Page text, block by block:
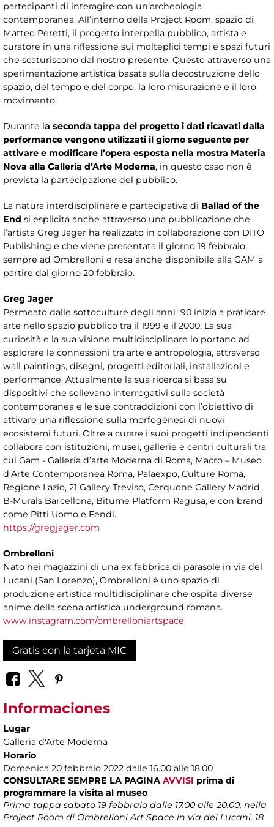
partecipanti di interagire con un’archeologia
contemporanea. All’interno della Project Room, spazio di
Matteo Peretti, il progetto interpella pubblico, artista e
curatore in una riflessione sui molteplici tempi e spazi futuri
che scaturiscono dal nostro presente. Questo attraverso una
sperimentazione artistica basata sulla decostruzione dello
spazio, del tempo e del corpo, la loro misurazione e il loro
movimento.
Durante la seconda tappa del progetto i dati ricavati dalla
performance vengono utilizzati il giorno seguente per
attivare e modificare l’opera esposta nella mostra Materia
Nova alla Galleria d’Arte Moderna, in questo caso non è
prevista la partecipazione del pubblico.
La natura interdisciplinare e partecipativa di Ballad of the
End si esplicita anche attraverso una pubblicazione che
l’artista Greg Jager ha realizzato in collaborazione con DITO
Publishing e che viene presentata il giorno 19 febbraio,
sempre ad Ombrelloni e resa anche disponibile alla GAM a
partire dal giorno 20 febbraio.
Greg Jager
Permeato dalle sottoculture degli anni ‘90 inizia a praticare
arte nello spazio pubblico tra il 1999 e il 2000. La sua
curiosità e la sua visione multidisciplinare lo portano ad
esplorare le connessioni tra arte e antropologia, attraverso
wall paintings, disegni, progetti editoriali, installazioni e
performance. Attualmente la sua ricerca si basa su
dispositivi che sollevano interrogativi sulla società
contemporanea e le sue contraddizioni con l’obiettivo di
attivare una riflessione sulla morfogenesi di nuovi
ecosistemi futuri. Oltre a curare i suoi progetti indipendenti
collabora con istituzioni, musei, gallerie e centri culturali tra
cui Gam - Galleria d’arte Moderna di Roma, Macro – Museo
d’Arte Contemporanea Roma, Palaexpo, Culture Roma,
Regione Lazio, 21 Gallery Treviso, Cerquone Gallery Madrid,
B-Murals Barcellona, Bitume Platform Ragusa, e con brand
come Pitti Uomo e Fendi.
https://gregjager.com
Ombrelloni
Nato nei magazzini di una ex fabbrica di parasole in via del
Lucani (San Lorenzo), Ombrelloni è uno spazio di
produzione artistica multidisciplinare che ospita diverse
anime della scena artistica underground romana.
www.instagram.com/ombrelloniartspace
Gratis con la tarjeta MIC
Informaciones
Lugar
Galleria d'Arte Moderna
Horario
Domenica 20 febbraio 2022 dalle 16.00 alle 18.00
CONSULTARE SEMPRE LA PAGINA AVVISI prima di
programmare la visita al museo
Prima tappa sabato 19 febbraio dalle 17.00 alle 20.00, nella
Project Room di Ombrelloni Art Space in via dei Lucani, 18